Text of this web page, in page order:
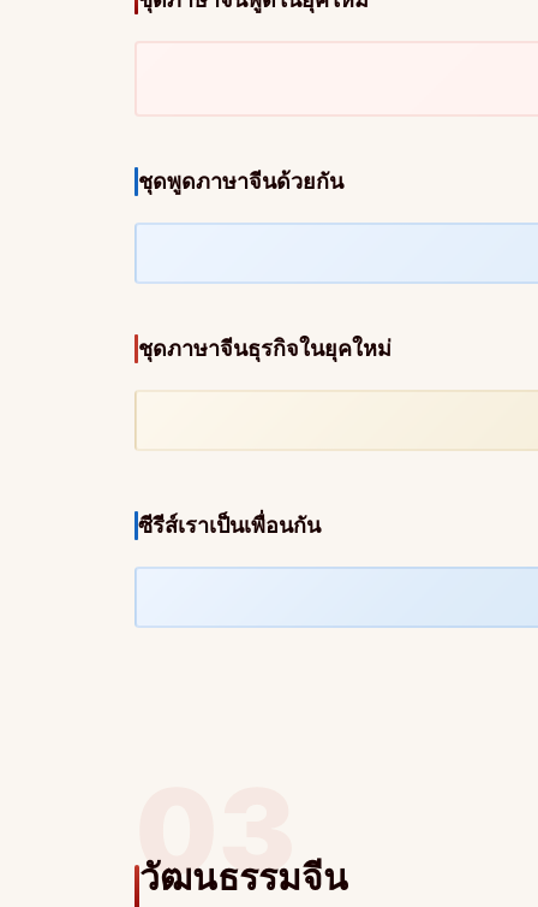
ชุดพูดภาษาจีนด้วยกัน
ชุดภาษาจีนธุรกิจในยุคใหม่
ซีรีส์เราเป็นเพื่อนกัน
03
วัฒนธรรมจีน